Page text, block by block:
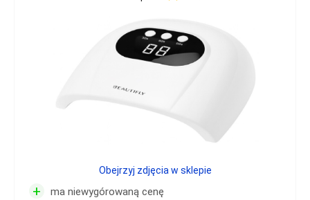
+ ma niewygórowaną cenę
Obejrzyj zdjęcia w sklepie